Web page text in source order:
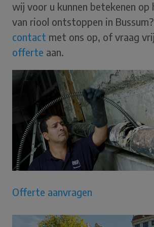
wij voor u kunnen betekenen op
van riool ontstoppen in
contact met ons op, of vraag
offerte aan.
Offerte aanvragen